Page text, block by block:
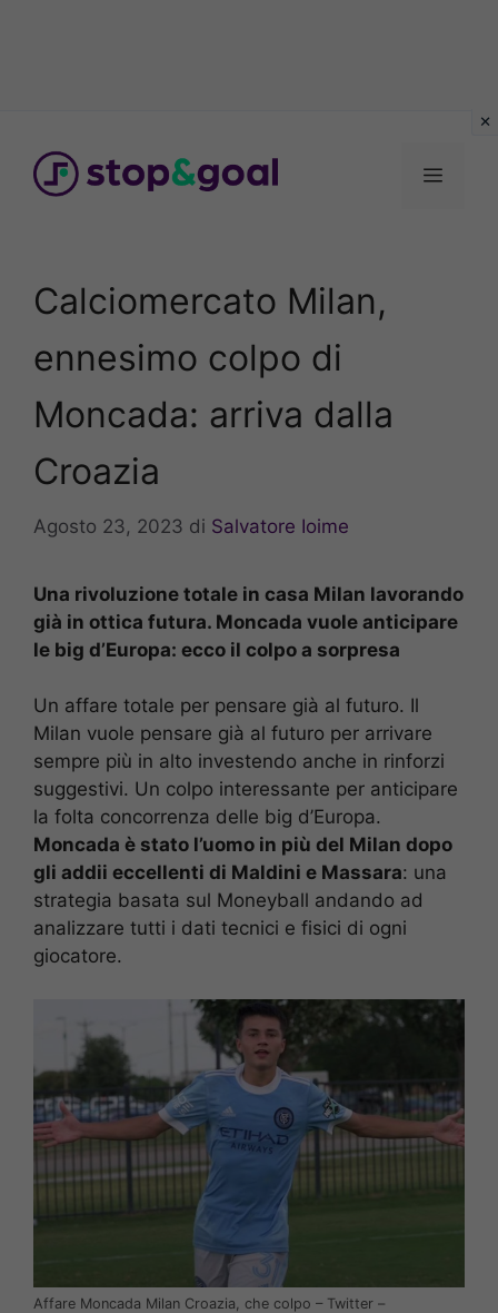
contenuto
Menu
Calciomercato Milan,
ennesimo colpo di
Moncada: arriva dalla
Croazia
Agosto 23, 2023 di Salvatore Ioime
Una rivoluzione totale in casa Milan lavorando
già in ottica futura. Moncada vuole anticipare
le big d’Europa: ecco il colpo a sorpresa
Un affare totale per pensare già al futuro. Il
Milan vuole pensare già al futuro per arrivare
sempre più in alto investendo anche in rinforzi
suggestivi. Un colpo interessante per anticipare
la folta concorrenza delle big d’Europa.
Moncada è stato l’uomo in più del Milan dopo
gli addii eccellenti di Maldini e Massara: una
strategia basata sul Moneyball andando ad
analizzare tutti i dati tecnici e fisici di ogni
giocatore.
Affare Moncada Milan Croazia, che colpo – Twitter –